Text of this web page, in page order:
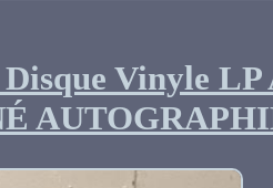
Vinyle LP